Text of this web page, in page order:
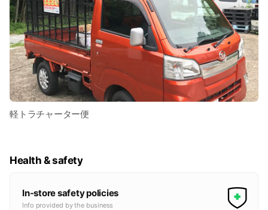
軽トラチャーター便
Health & safety
In-store safety policies
Info provided by the business